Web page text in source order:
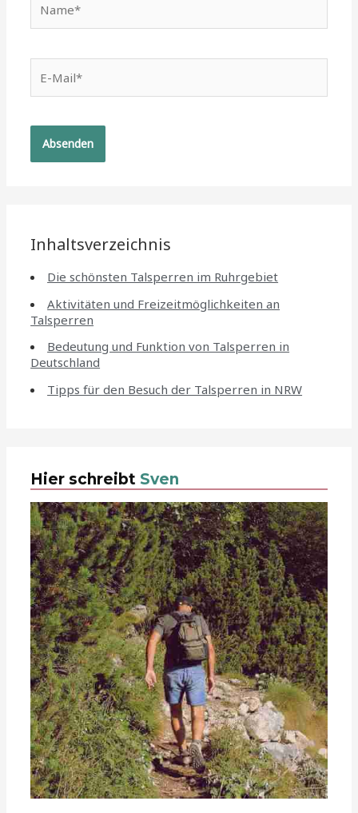
Mail*
Inhaltsverzeichnis
Die schönsten Talsperren im Ruhrgebiet
Aktivitäten und Freizeitmöglichkeiten an
Talsperren
Bedeutung und Funktion von Talsperren in
Deutschland
Tipps für den Besuch der Talsperren in NRW
Hier schreibt Sven